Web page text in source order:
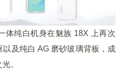
体纯白机身在魅族 18X 上再次
及纯白 AG 磨砂玻璃背板，成
。